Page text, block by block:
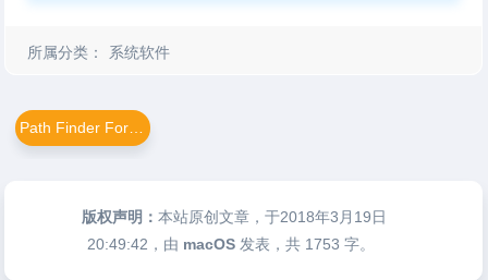
所属分类： 系统软件
版权声明：本站原创文章，于2018年3月19日
20:49:42 ，由 macOS 发表，共 1753 字。